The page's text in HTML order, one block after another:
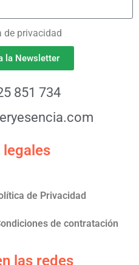
de privacidad
la Newsletter
851 734
de Privacidad
de contratación
las redes